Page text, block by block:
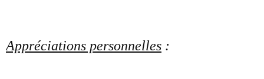
Appréciations personnelles :